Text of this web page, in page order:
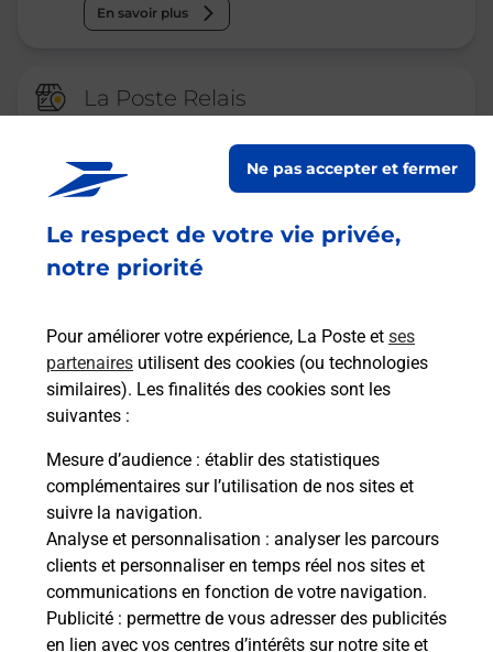
Le respect de votre vie privée,
notre priorité
Pour améliorer votre expérience, La Poste et ses
partenaires utilisent des cookies (ou technologies
similaires). Les finalités des cookies sont les
suivantes :
Mesure d’audience : établir des statistiques
complémentaires sur l’utilisation de nos sites et
suivre la navigation.
Analyse et personnalisation : analyser les parcours
clients et personnaliser en temps réel nos sites et
communications en fonction de votre navigation.
Publicité : permettre de vous adresser des publicités
en lien avec vos centres d’intérêts sur notre site et
Ne pas accepter et fermer
En savoir plus
La Poste Relais
Fermé
08h00
LOT4
31400 TOULOUSE
Malin !
La Poste
en ligne
Ouvert 24h/24
En savoir plus